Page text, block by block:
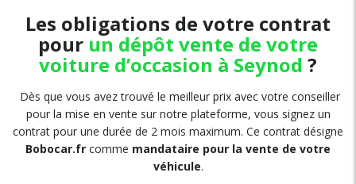
Les obligations de votre contrat
pour un dépôt vente de votre
voiture d’occasion à Seynod ?
Dès que vous avez trouvé le meilleur prix avec votre conseiller
pour la mise en vente sur notre plateforme, vous signez un
contrat pour une durée de 2 mois maximum. Ce contrat désigne
Bobocar.fr comme mandataire pour la vente de votre
véhicule.